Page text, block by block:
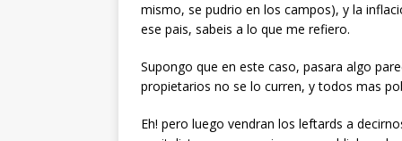
mismo, se pudrio en los campos), y la
ese pais, sabeis a lo que me refiero.
Supongo que en este caso, pasara algo
propietarios no se lo curren, y todos mas
Eh! pero luego vendran los leftards a